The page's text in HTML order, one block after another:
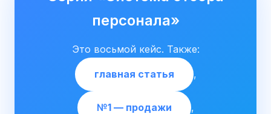
персонала»
Это восьмой кейс. Также:
главная статья ,
№1 — продажи ,